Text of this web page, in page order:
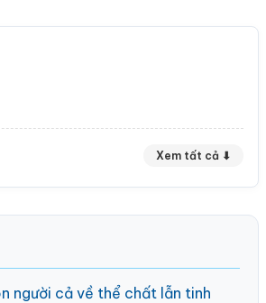
Xem tất cả ⬇
người cả về thể chất lẫn tinh